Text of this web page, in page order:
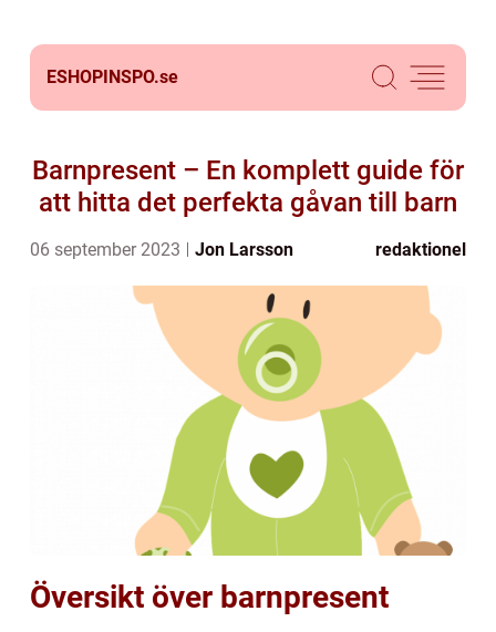
ESHOPINSPO.se
Barnpresent – En komplett guide för
att hitta det perfekta gåvan till barn
06 september 2023 Jon Larsson redaktionel
Översikt över barnpresent